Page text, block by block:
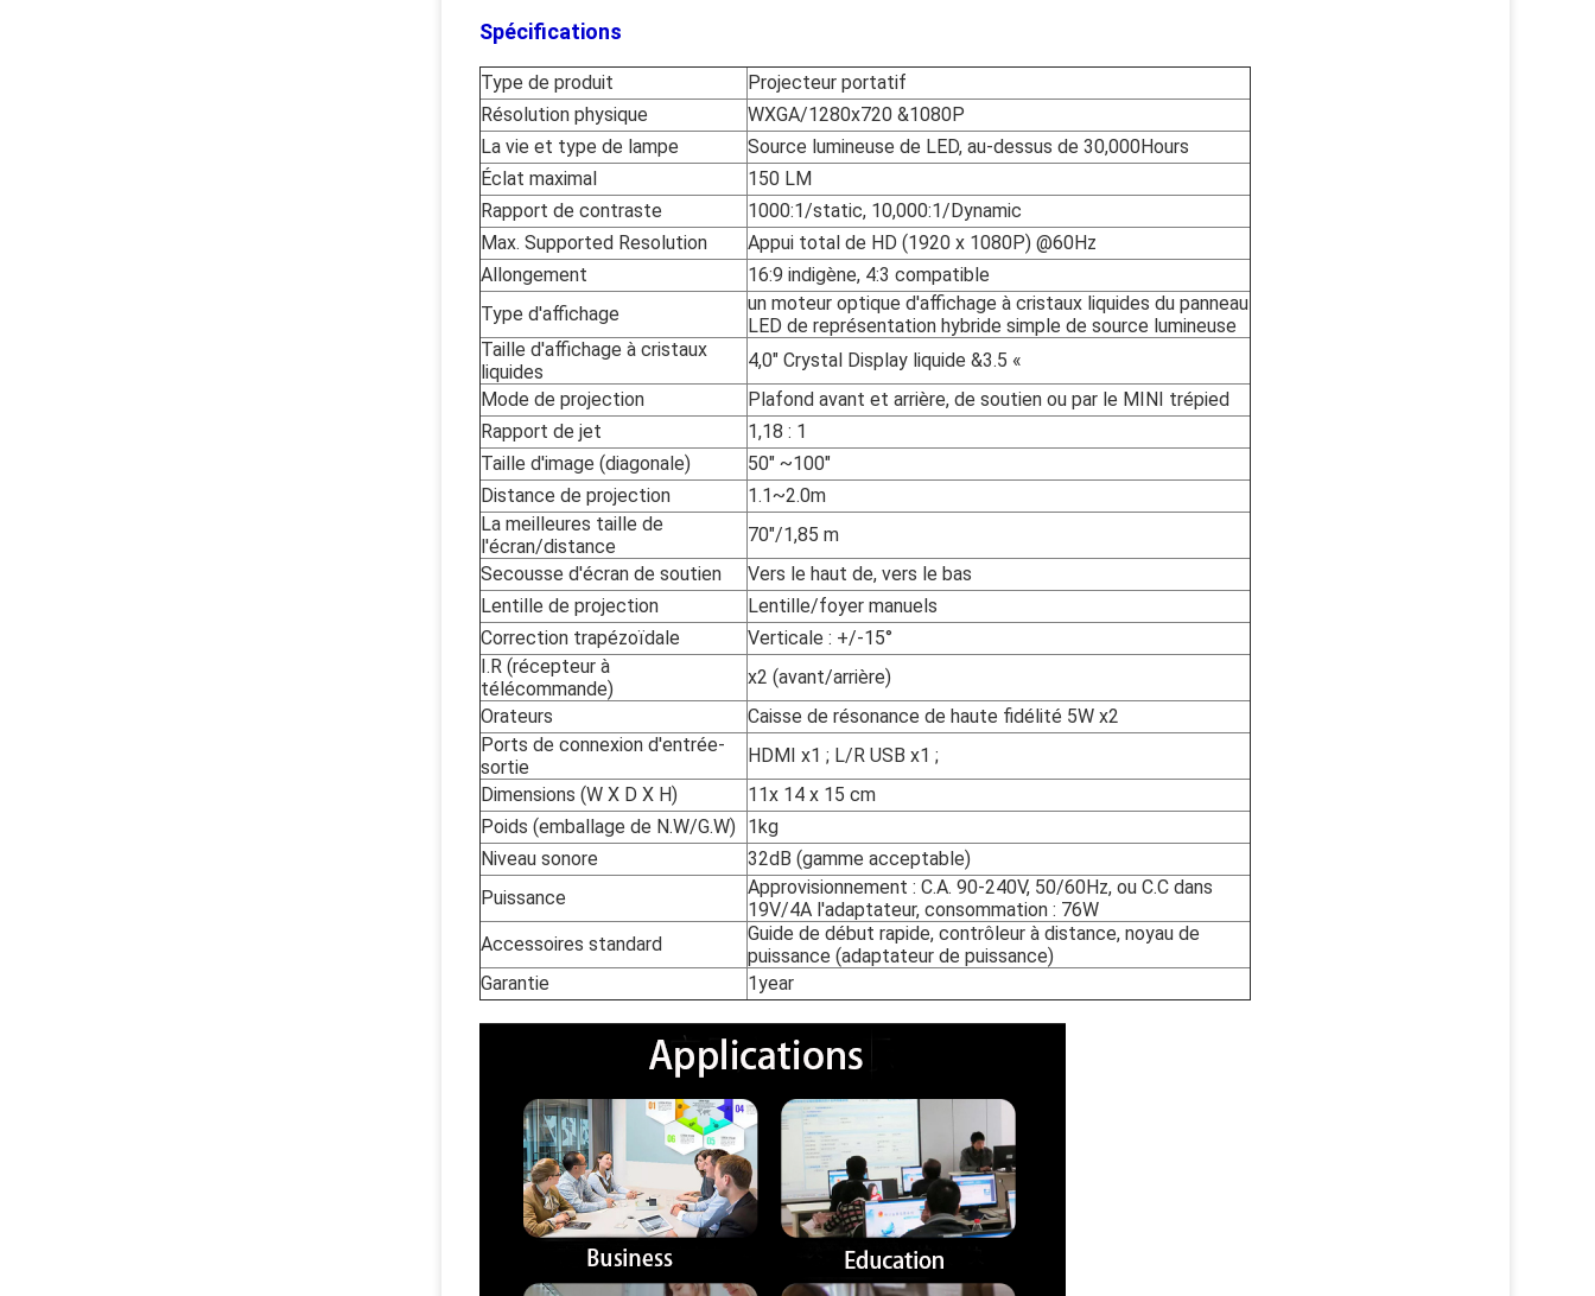
Spécifications
Type de produit
Projecteur portatif
Résolution physique
WXGA/1280x720 &1080P
La vie et type de lampe
Source lumineuse de LED, au-dessus de 30,000Hours
Éclat maximal
150 LM
Rapport de contraste
1000:1/static, 10,000:1/Dynamic
Max. Supported Resolution
Appui total de HD (1920 x 1080P) @60Hz
Allongement
16:9 indigène, 4:3 compatible
Type d'affichage
un moteur optique d'affichage à cristaux liquides du panneau
LED de représentation hybride simple de source lumineuse
Taille d'affichage à cristaux
liquides
4,0" Crystal Display liquide &3.5 «
Mode de projection
Plafond avant et arrière, de soutien ou par le MINI trépied
Rapport de jet
1,18 : 1
Taille d'image (diagonale)
50" ~100"
Distance de projection
1.1~2.0m
La meilleures taille de
l'écran/distance
70"/1,85 m
Secousse d'écran de soutien
Vers le haut de, vers le bas
Lentille de projection
Lentille/foyer manuels
Correction trapézoïdale
Verticale : +/-15°
I.R (récepteur à
télécommande)
x2 (avant/arrière)
Orateurs
Caisse de résonance de haute fidélité 5W x2
Ports de connexion d'entrée-
sortie
HDMI x1 ; L/R USB x1 ;
Dimensions (W X D X H)
11x 14 x 15 cm
Poids (emballage de N.W/G.W) 1kg
Niveau sonore
32dB (gamme acceptable)
Puissance
Approvisionnement : C.A. 90-240V, 50/60Hz, ou C.C dans
19V/4A l'adaptateur, consommation : 76W
Accessoires standard
Guide de début rapide, contrôleur à distance, noyau de
puissance (adaptateur de puissance)
Garantie
1year